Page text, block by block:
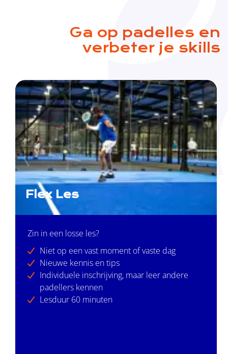
Ga op padelles en
verbeter je skills
Flex Les
Zin in een losse les?
Niet op een vast moment of vaste dag
Nieuwe kennis en tips
Individuele inschrijving, maar leer andere
padellers kennen
Lesduur 60 minuten